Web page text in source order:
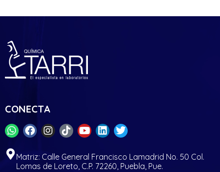
CONECTA
Matriz: Calle General Francisco Lamadrid No. 50 Col.
Lomas de Loreto, C.P. 72260, Puebla, Pue.